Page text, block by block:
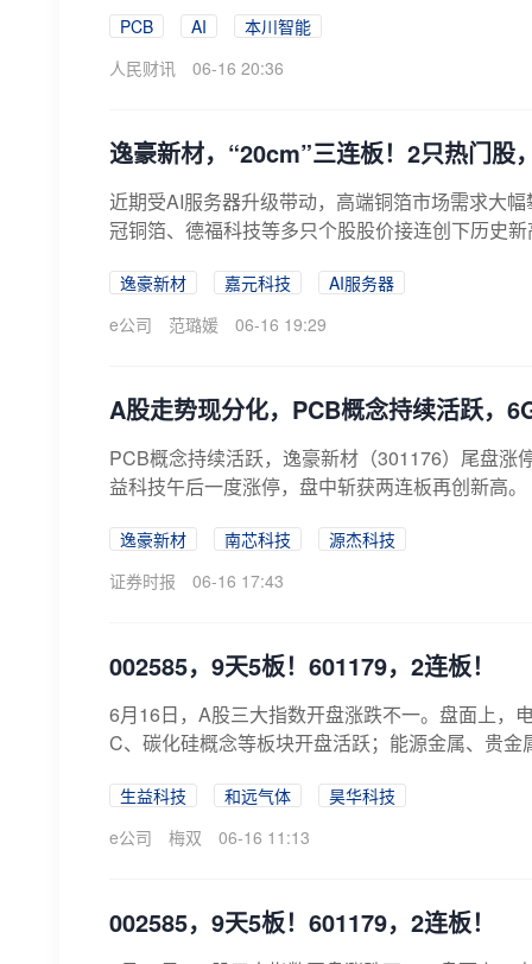
PCB AI
本川智能
人民财讯
06-16 20:36
逸豪新材，“20cm”三连板！2只热门股
近期受AI服务器升级带动，高端铜箔市场需求大
冠铜箔、德福科技等多只个股股价接连创下历史
逸豪新材 嘉元科技
AI服务器
e公司
范璐媛 06-16 19:29
A股走势现分化，PCB概念持续活跃，
PCB概念持续活跃，逸豪新材（301176）尾盘涨
益科技午后一度涨停，盘中斩获两连板再创新高。
逸豪新材 南芯科技
源杰科技
证券时报
06-16 17:43
002585，9天5板！601179，2连板！
6月16日，A股三大指数开盘涨跌不一。盘面上，
C、碳化硅概念等板块开盘活跃；能源金属、贵
生益科技 和远气体
昊华科技
e公司
梅双 06-16 11:13
002585，9天5板！601179，2连板！